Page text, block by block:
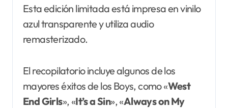
Esta edición limitada está impresa en vinilo
azul transparente y utiliza audio
remasterizado.
El recopilatorio incluye algunos de los
mayores éxitos de los Boys, como «West
End Girls», «It’s a Sin», «Always on My